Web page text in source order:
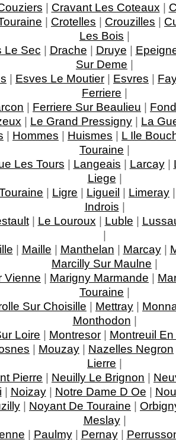
| Cravant Les Coteaux |
| Crotelles | Crouzilles |
Les Bois |
Le Sec | Drache | Druye |
Sur Deme |
| Esves Le Moutier | Esvres |
Ferriere |
| Ferriere Sur Beaulieu |
| Le Grand Pressigny | La
| Hommes | Huismes | L Ile
Touraine |
Les Tours | Langeais | Larcay|
Liege |
| Ligre | Ligueil | Limeray
Indrois |
| Le Louroux | Luble |
|
| Maille | Manthelan | Marcay|
Marcilly Sur Maulne |
Vienne | Marigny Marmande |
Touraine |
Sur Choisille | Mettray |
Monthodon |
Loire | Montresor | Montreuil
| Mouzay | Nazelles Negron
Lierre |
Pierre | Neuilly Le Brignon |
| Noizay| Notre Dame D Oe |
| Noyant De Touraine |
Meslay|
| Paulmy| Pernay|